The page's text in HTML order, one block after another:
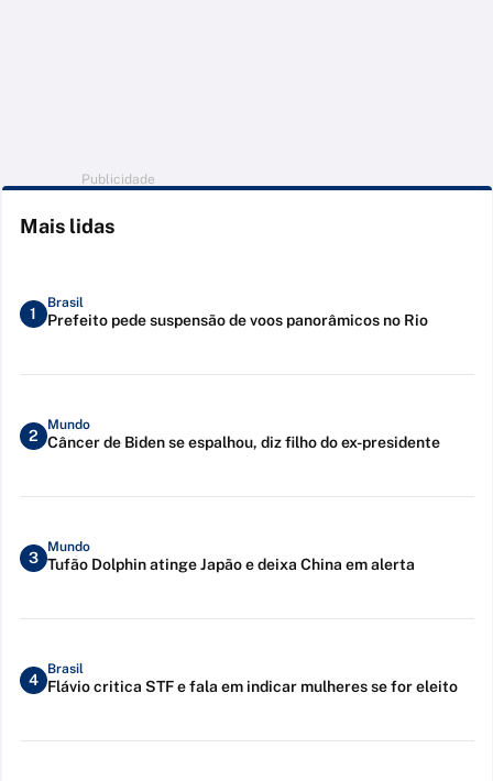
Publicidade
Mais lidas
1
Brasil
Prefeito pede suspensão de voos panorâmicos no Rio
2
Mundo
Câncer de Biden se espalhou, diz filho do ex-presidente
3
Mundo
Tufão Dolphin atinge Japão e deixa China em alerta
4
Brasil
Flávio critica STF e fala em indicar mulheres se for eleito